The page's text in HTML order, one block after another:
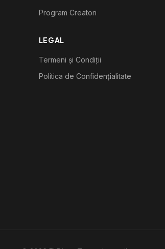
Program Creatori
LEGAL
Termeni și Condiții
Politica de Confidențialitate